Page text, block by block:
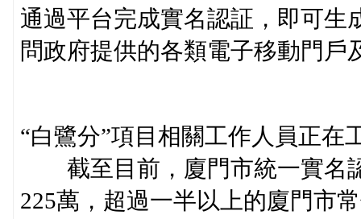
通過平台完成實名認証，即可生
問政府提供的各類電子移動門戶
“白鷺分”項目相關工作人員正在
截至目前，廈門市統一實名
225萬，超過一半以上的廈門市